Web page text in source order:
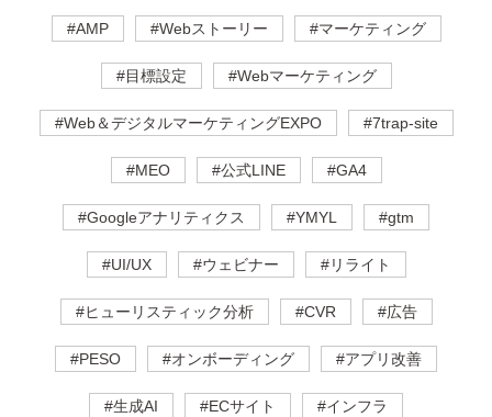
#AMP #Webストーリー #マーケティング
#目標設定 #Webマーケティング
#Web＆デジタルマーケティングEXPO #7trap-site
#MEO #公式LINE #GA4
#Googleアナリティクス #YMYL #gtm
#UI/UX #ウェビナー #リライト
#ヒューリスティック分析 #CVR #広告
#PESO #オンボーディング #アプリ改善
#生成AI #ECサイト #インフラ